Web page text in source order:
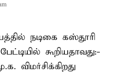
நடிகை கஸ்தூரி
கூறியதாவது:-
விமர்சிக்கிறது